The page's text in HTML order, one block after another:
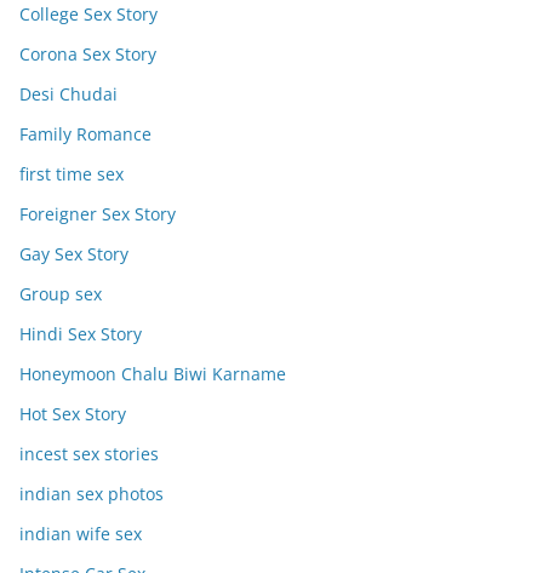
College Sex Story
Corona Sex Story
Desi Chudai
Family Romance
first time sex
Foreigner Sex Story
Gay Sex Story
Group sex
Hindi Sex Story
Honeymoon Chalu Biwi Karname
Hot Sex Story
incest sex stories
indian sex photos
indian wife sex